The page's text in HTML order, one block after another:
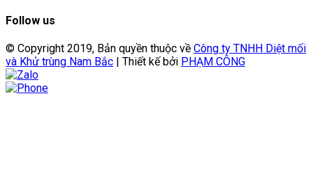
Follow us
© Copyright 2019, Bản quyền thuộc về Công ty TNHH Diệt mối
và Khử trùng Nam Bắc | Thiết kế bởi PHẠM CÔNG